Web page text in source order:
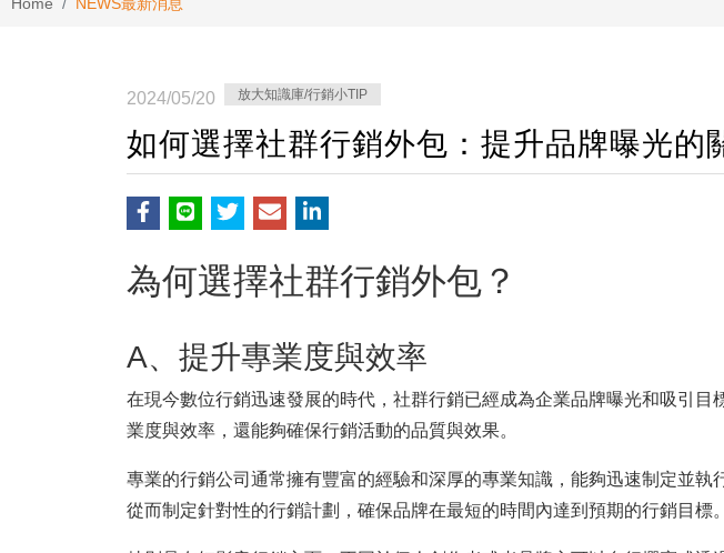
2024/05/20 放大知識庫/行銷小TIP
如何選擇社群行銷外包：提升品牌曝光的
為何選擇社群行銷外包？
A、提升專業度與效率
在現今數位行銷迅速發展的時代，社群行銷已經成為企業品牌曝光和吸引
業度與效率，還能夠確保行銷活動的品質與效果。
專業的行銷公司通常擁有豐富的經驗和深厚的專業知識，能夠迅速制定並
從而制定針對性的行銷計劃，確保品牌在最短的時間內達到預期的行銷目標。